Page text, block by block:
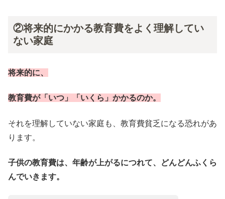
②将来的にかかる教育費をよく理解してい
ない家庭
将来的に、
教育費が「いつ」「いくら」かかるのか。
それを理解していない家庭も、教育費貧乏になる恐れがあ
ります。
子供の教育費は、年齢が上がるにつれて、どんどんふくら
んでいきます。